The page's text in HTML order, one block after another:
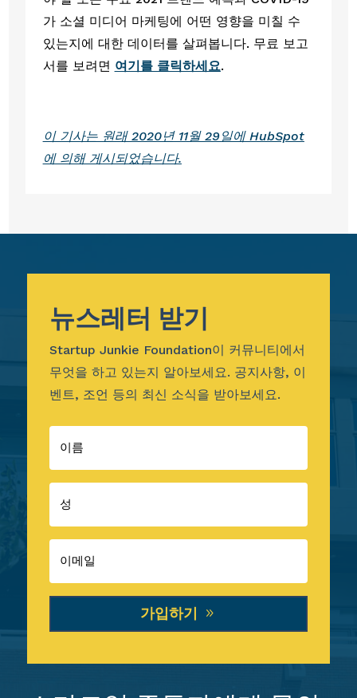
가 소셜 미디어 마케팅에 어떤 영향을 미칠 수
있는지에 대한 데이터를 살펴봅니다. 무료 보고
서를 보려면 여기를 클릭하세요.
이 기사는 원래 2020년 11월 29일에 HubSpot
에 의해 게시되었습니다.
뉴스레터 받기
Startup Junkie Foundation이 커뮤니티에서
무엇을 하고 있는지 알아보세요. 공지사항, 이
벤트, 조언 등의 최신 소식을 받아보세요.
가입하기